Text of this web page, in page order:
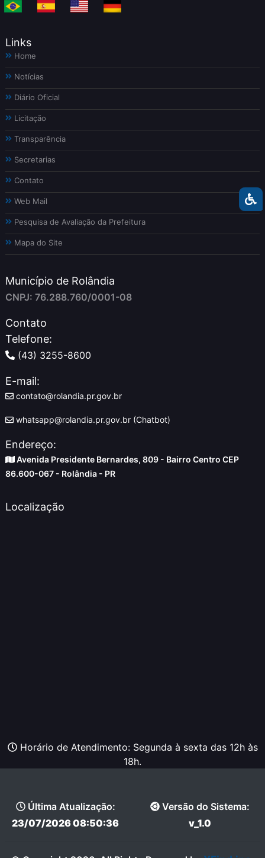
Links
Home
Notícias
Diário Oficial
Licitação
Transparência
Secretarias
Contato
Web Mail
Pesquisa de Avaliação da Prefeitura
Mapa do Site
Município de Rolândia
CNPJ: 76.288.760/0001-08
Contato
Telefone:
(43) 3255-8600
E-mail:
contato@rolandia.pr.gov.br
whatsapp@rolandia.pr.gov.br (Chatbot)
Endereço:
Avenida Presidente Bernardes, 809 - Bairro Centro CEP
86.600-067 - Rolândia - PR
Localização
Horário de Atendimento: Segunda à sexta das 12h às
18h.
Última Atualização:
23/07/2026 08:50:36
Versão do Sistema:
v_1.0